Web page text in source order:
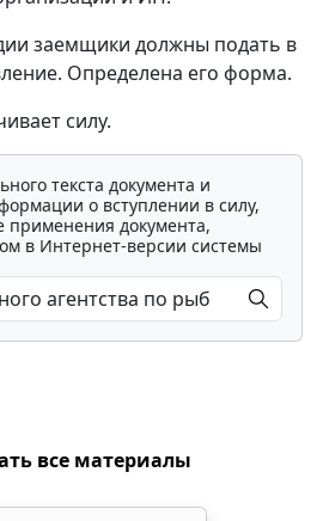
заемщики должны подать в
Определена его форма.
силу.
текста документа и
о вступлении в силу,
применения документа,
в Интернет-версии системы
все материалы